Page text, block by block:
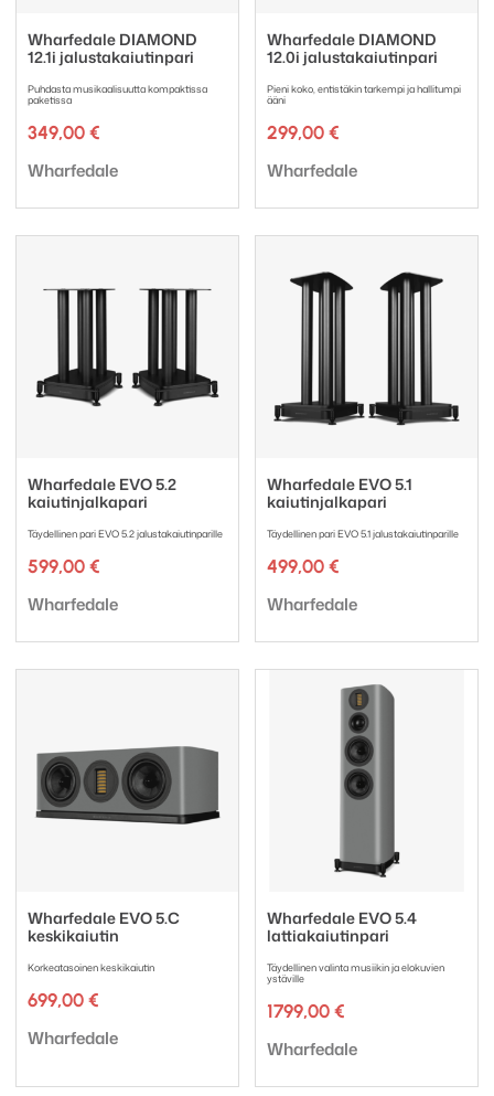
Wharfedale DIAMOND
12.1i jalustakaiutinpari
Puhdasta musikaalisuutta kompaktissa
paketissa
349,00 €
Tuotemerkki:
Wharfedale
Wharfedale DIAMOND
12.0i jalustakaiutinpari
Pieni koko, entistäkin tarkempi ja hallitumpi
ääni
299,00 €
Tuotemerkki:
Wharfedale
Wharfedale EVO 5.2
kaiutinjalkapari
Täydellinen pari EVO 5.2 jalustakaiutinparille
599,00 €
Tuotemerkki:
Wharfedale
Wharfedale EVO 5.1
kaiutinjalkapari
Täydellinen pari EVO 5.1 jalustakaiutinparille
499,00 €
Tuotemerkki:
Wharfedale
Wharfedale EVO 5.C
keskikaiutin
Korkeatasoinen keskikaiutin
699,00 €
Tuotemerkki:
Wharfedale
Wharfedale EVO 5.4
lattiakaiutinpari
Täydellinen valinta musiikin ja elokuvien
ystäville
1799,00 €
Tuotemerkki:
Wharfedale